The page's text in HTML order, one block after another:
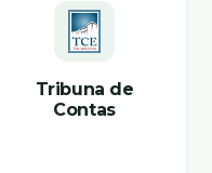
Tribuna de
Contas